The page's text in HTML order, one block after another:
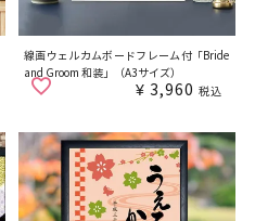
線画ウェルカムボードフレーム付「Bride
and Groom 和装」（A3サイズ）
¥ 3,960 税込